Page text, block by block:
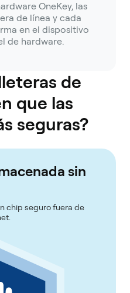
OneKey, las
de línea y cada
en el dispositivo
de hardware.
de
que las
seguras?
sin
chip seguro fuera de